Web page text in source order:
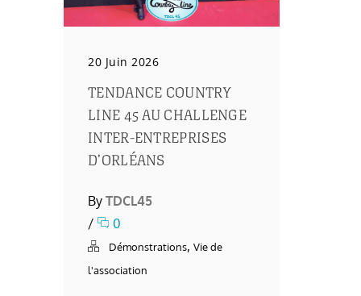
20 Juin 2026
TENDANCE COUNTRY
LINE 45 AU CHALLENGE
INTER-ENTREPRISES
D’ORLÉANS
By TDCL45
/
0
Démonstrations, Vie de
l'association